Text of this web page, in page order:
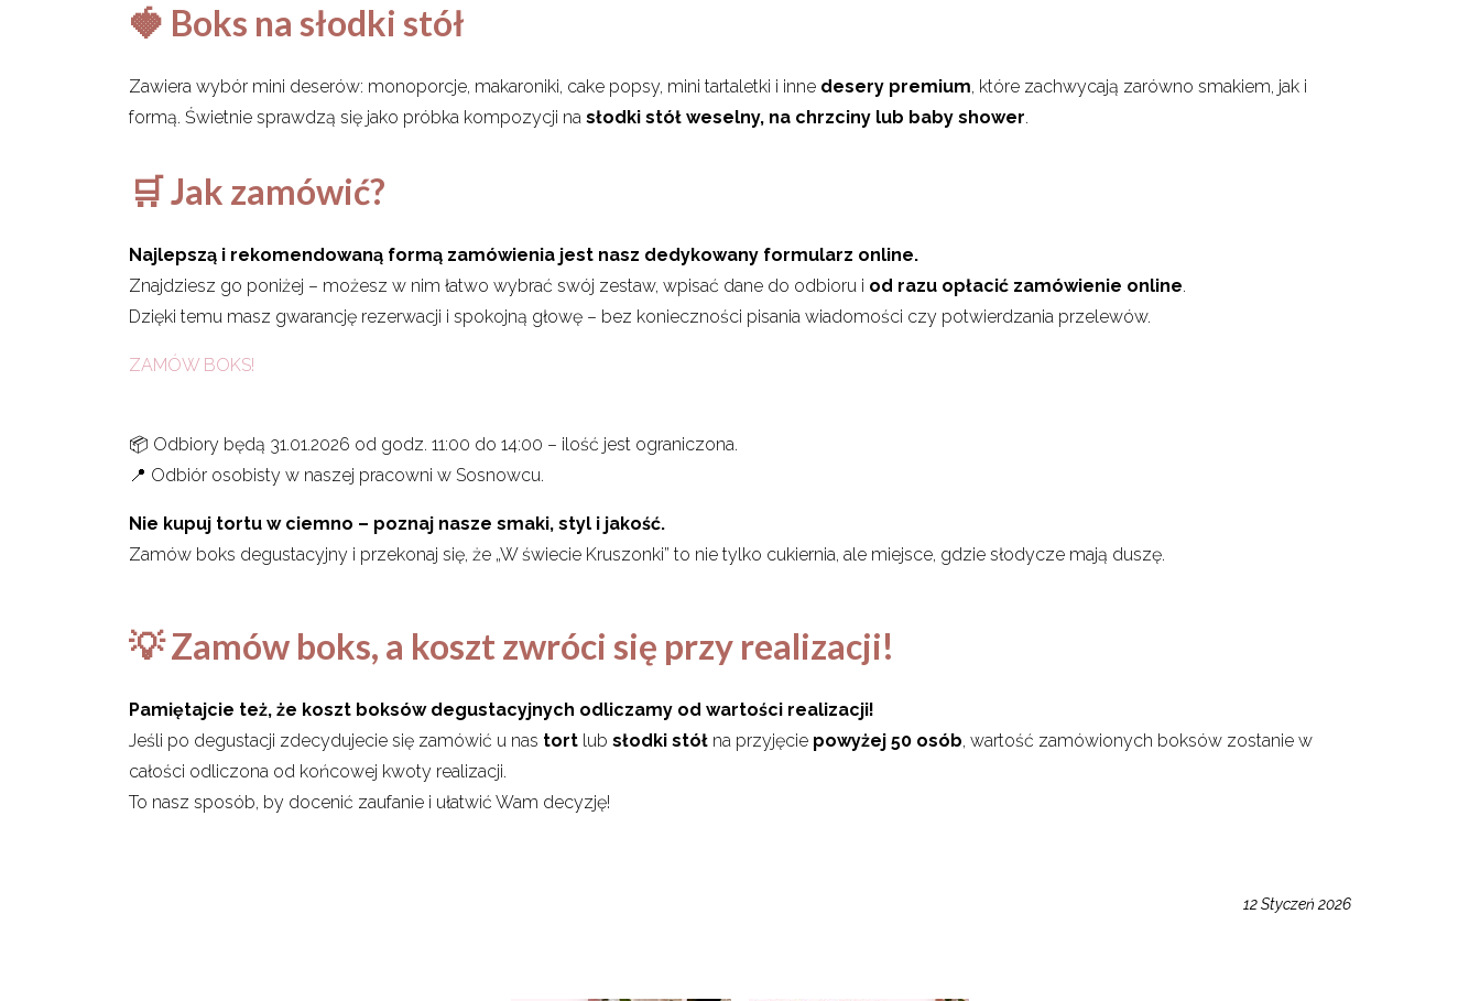
🍓 Boks na słodki stół
Zawiera wybór mini deserów: monoporcje, makaroniki, cake popsy, mini tartaletki i inne desery premium, które zachwycają zarówno smakiem, jak i
formą. Świetnie sprawdzą się jako próbka kompozycji na słodki stół weselny, na chrzciny lub baby shower.
🛒 Jak zamówić?
Najlepszą i rekomendowaną formą zamówienia jest nasz dedykowany formularz online.
Znajdziesz go poniżej – możesz w nim łatwo wybrać swój zestaw, wpisać dane do odbioru i od razu opłacić zamówienie online.
Dzięki temu masz gwarancję rezerwacji i spokojną głowę – bez konieczności pisania wiadomości czy potwierdzania przelewów.
ZAMÓW BOKS!
📦 Odbiory będą 31.01.2026 od godz. 11:00 do 14:00 – ilość jest ograniczona.
📍 Odbiór osobisty w naszej pracowni w Sosnowcu.
Nie kupuj tortu w ciemno – poznaj nasze smaki, styl i jakość.
Zamów boks degustacyjny i przekonaj się, że „W świecie Kruszonki” to nie tylko cukiernia, ale miejsce, gdzie słodycze mają duszę.
💡 Zamów boks, a koszt zwróci się przy realizacji!
Pamiętajcie też, że koszt boksów degustacyjnych odliczamy od wartości realizacji!
Jeśli po degustacji zdecydujecie się zamówić u nas tort lub słodki stół na przyjęcie powyżej 50 osób, wartość zamówionych boksów zostanie w
całości odliczona od końcowej kwoty realizacji.
To nasz sposób, by docenić zaufanie i ułatwić Wam decyzję!
12 Styczeń 2026